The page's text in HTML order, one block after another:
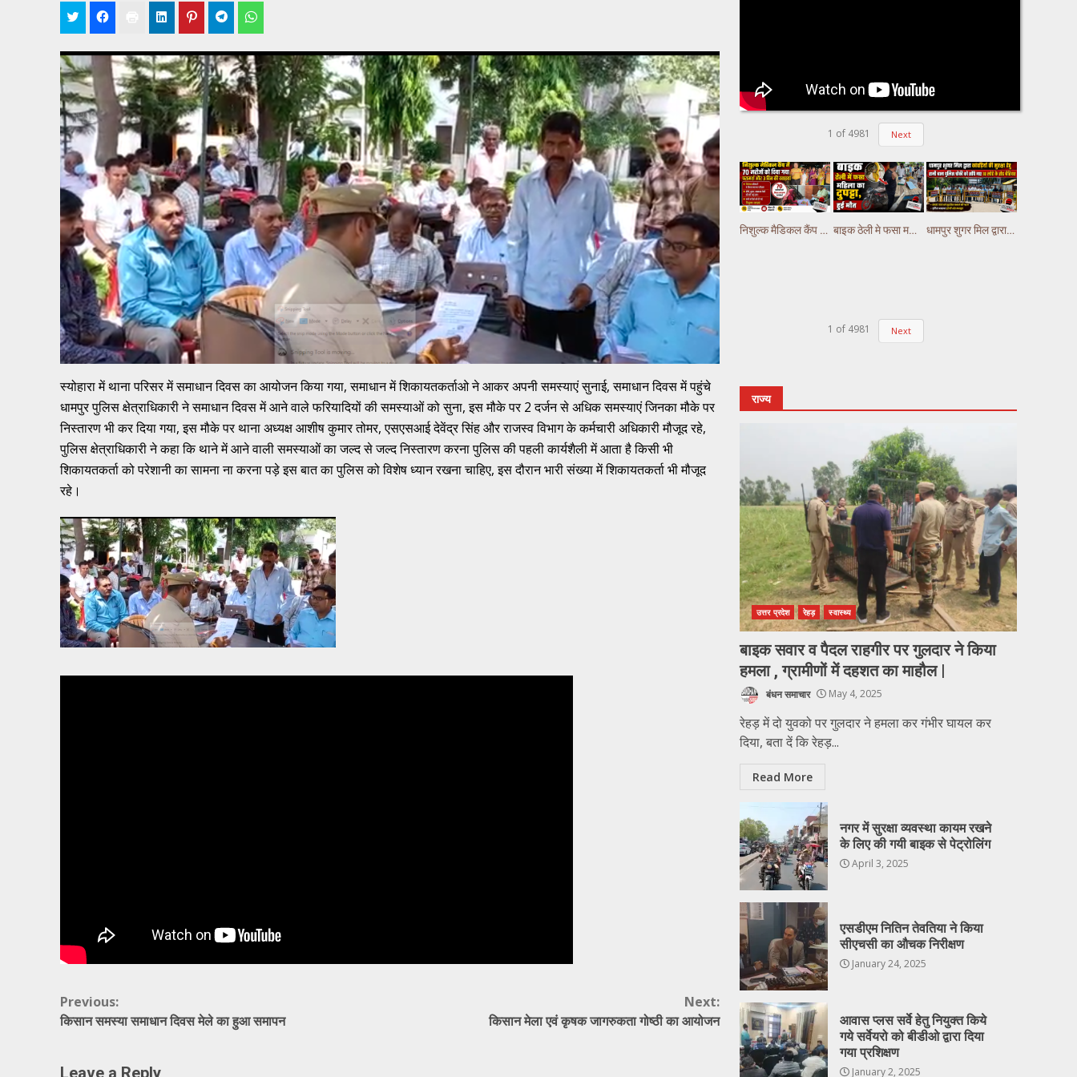
स्योहारा में थाना परिसर में समाधान दिवस का आयोजन किया गया, समाधान में शिकायतकर्ताओ ने आकर अपनी समस्याएं सुनाई, समाधान दिवस में पहुंचे
धामपुर पुलिस क्षेत्राधिकारी ने समाधान दिवस में आने वाले फरियादियों की समस्याओं को सुना, इस मौके पर 2 दर्जन से अधिक समस्याएं जिनका मौके पर
निस्तारण भी कर दिया गया, इस मौके पर थाना अध्यक्ष आशीष कुमार तोमर, एसएसआई देवेंद्र सिंह और राजस्व विभाग के कर्मचारी अधिकारी मौजूद रहे,
पुलिस क्षेत्राधिकारी ने कहा कि थाने में आने वाली समस्याओं का जल्द से जल्द निस्तारण करना पुलिस की पहली कार्यशैली में आता है किसी भी
शिकायतकर्ता को परेशानी का सामना ना करना पड़े इस बात का पुलिस को विशेष ध्यान रखना चाहिए, इस दौरान भारी संख्या में शिकायतकर्ता भी मौजूद
रहे।
Continue
Previous:
किसान समस्या समाधान दिवस मेले का हुआ समापन
Next:
किसान मेला एवं कृषक जागरुकता गोष्ठी का आयोजन
1 of 4981 Next
निशुल्क मैडिकल कैंप में 70 मरीजों को दिया गया परामर्श और 3 दिन की दवाइयां बाइक ठेली मे फसा महिला का दुपट्टा, हुई मौत धामपुर शुगर मिल द्वारा कांवड़ियों की सुरक्षा हेतु रानी बाग पुलिस चौकी को सौंपे गए लोहे के रोड बैरियर
1 of 4981 Next
राज्य
उत्तर प्रदेश रेहड़ स्वास्थ्य
बाइक सवार व पैदल राहगीर पर गुलदार ने किया
हमला , ग्रामीणों में दहशत का माहौल |
बंधन समाचार May 4, 2025
रेहड़ में दो युवको पर गुलदार ने हमला कर गंभीर घायल कर
दिया, बता दें कि रेहड़...
Read More
नगर में सुरक्षा व्यवस्था कायम रखने
के लिए की गयी बाइक से पेट्रोलिंग
April 3, 2025
एसडीएम नितिन तेवतिया ने किया
सीएचसी का औचक निरीक्षण
January 24, 2025
आवास प्लस सर्वे हेतु नियुक्त किये
गये सर्वेयरो को बीडीओ द्वारा दिया
गया प्रशिक्षण
January 2, 2025